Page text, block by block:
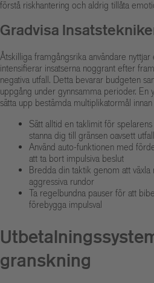
förstå riskhantering och aldrig tillåta
Gradvisa
Åtskilliga framgångsrika användare
intensifierar insatserna noggrant efter
negativa utfall. Detta bevarar budgeten
uppgång under gynnsamma perioder.
sätta upp bestämda multiplikatormål
Sätt alltid en taklimit för
stanna dig till gränsen oavsett utfall
Använd auto-funktionen med
att ta bort impulsiva beslut
Bredda din taktik genom att
aggressiva rundor
Ta regelbundna pauser för att
förebygga impulsval
granskning